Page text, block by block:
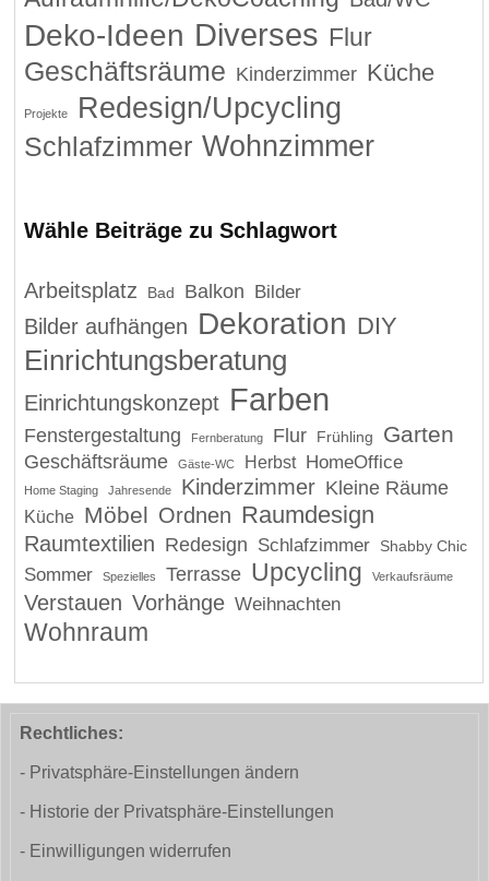
Deko-Ideen Diverses Flur
Geschäftsräume Kinderzimmer Küche
Projekte Redesign/Upcycling
Schlafzimmer Wohnzimmer
Wähle Beiträge zu Schlagwort
Arbeitsplatz Bad Balkon Bilder
Bilder aufhängen Dekoration DIY
Einrichtungsberatung
Einrichtungskonzept Farben
Fenstergestaltung Fernberatung Flur Frühling Garten
Geschäftsräume Gäste-WC Herbst HomeOffice
Home Staging Jahresende Kinderzimmer Kleine Räume
Küche Möbel Ordnen Raumdesign
Raumtextilien Redesign Schlafzimmer Shabby Chic
Sommer Spezielles Terrasse Upcycling Verkaufsräume
Verstauen Vorhänge Weihnachten
Wohnraum
Rechtliches:
- Privatsphäre-Einstellungen ändern
- Historie der Privatsphäre-Einstellungen
- Einwilligungen widerrufen